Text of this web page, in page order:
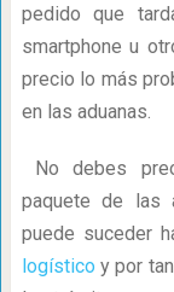
pedido que
smartphone u
precio lo más
en las aduanas.
No debes
paquete de las
puede suceder
logístico y por